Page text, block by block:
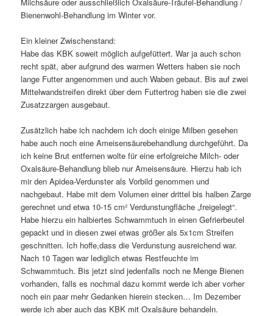
Bienenwohl-Behandlung im Winter vor.
Ein kleiner Zwischenstand:
Habe das KBK soweit möglich aufgefüttert. War ja auch schon
recht spät, aber aufgrund des warmen Wetters haben sie noch
lange Futter angenommen und auch Waben gebaut. Bis auf zwei
Mittelwandstreifen direkt über dem Futtertrog haben sie die zwei
Zusatzzargen ausgebaut.
Zusätzlich habe ich nachdem ich doch einige Milben gesehen
habe auch noch eine Ameisensäurebehandlung durchgeführt. Da
ich keine Brut entfernen wolte für eine erfolgreiche Milch- oder
Oxalsäure-Behandlung blieb nur Ameisensäure. Hierzu hab ich
mir den Apidea-Verdunster als Vorbild genommen und
nachgebaut. Habe mit dem Volumen einer drittel bis halben Zarge
gerechnet und etwa 10-15 cm² Verdunstungfläche „freigelegt“.
Habe hierzu ein halbiertes Schwammtuch in einen Gefrierbeutel
gepackt und in diesen zwei etwas größer als 5x1cm Streifen
geschnitten. Ich hoffe,dass die Verdunstung ausreichend war.
Nach 10 Tagen war lediglich etwas Restfeuchte im
Schwammtuch. Bis jetzt sind jedenfalls noch ne Menge Bienen
vorhanden, falls es nochmal dazu kommt werde ich aber vorher
noch ein paar mehr Gedanken hierein stecken… Im Dezember
werde ich aber auch das KBK mit Oxalsäure behandeln.